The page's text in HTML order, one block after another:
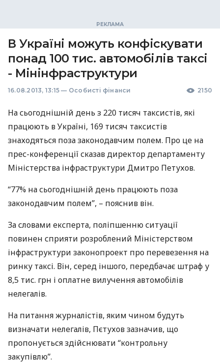
В Україні можуть конфіскувати
понад 100 тис. автомобілів таксі
- Мінінфраструктури
16.08.2013, 13:15 — Особисті фінанси 2150
На сьогоднішній день з 220 тисяч таксистів, які
працюють в Україні, 169 тисяч таксистів
знаходяться поза законодавчим полем. Про це на
прес-конференції сказав директор департаменту
Міністерства інфраструктури Дмитро Петухов.
“77% на сьогоднішній день працюють поза
законодавчим полем”, – пояснив він.
За словами експерта, поліпшенню ситуації
повинен сприяти розроблений Міністерством
інфраструктури законопроект про перевезення на
ринку таксі. Він, серед іншого, передбачає штраф у
8,5 тис. грн і оплатне вилучення автомобілів
нелегалів.
На питання журналістів, яким чином будуть
визначати нелегалів, Пєтухов зазначив, що
пропонується здійснювати “контрольну
закупівлю”.